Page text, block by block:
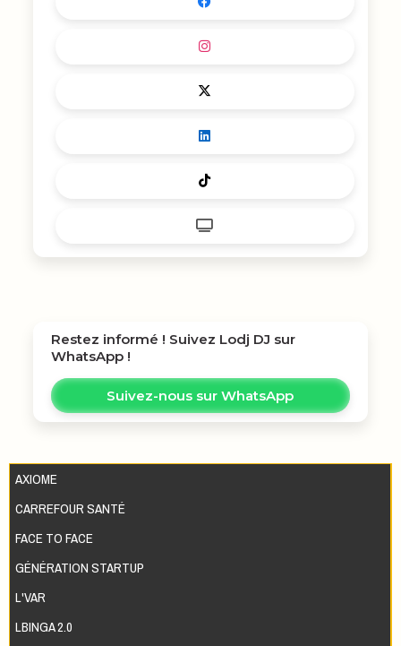
Restez informé ! Suivez Lodj DJ sur
WhatsApp !
Suivez-nous sur WhatsApp
AXIOME
CARREFOUR SANTÉ
FACE TO FACE
GÉNÉRATION STARTUP
L'VAR
LBINGA 2.0